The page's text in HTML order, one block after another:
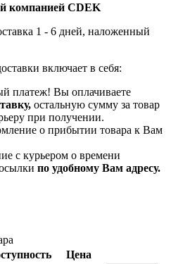
компанией CDEK
1 - 6 дней, наложенный
включает в себя:
платеж! Вы оплачиваете
остальную сумму за товар
при получении.
о прибытии товара к Вам
с курьером о времени
по удобному Вам адресу.
Цена